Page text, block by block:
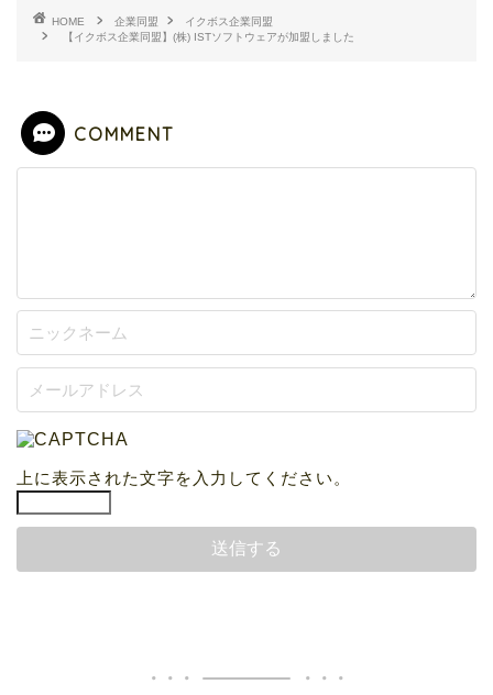
HOME 企業同盟
イクボス企業同盟
【イクボス企業同盟】(株) ISTソフトウェアが加盟しました
COMMENT
上に表示された文字を入力してください。